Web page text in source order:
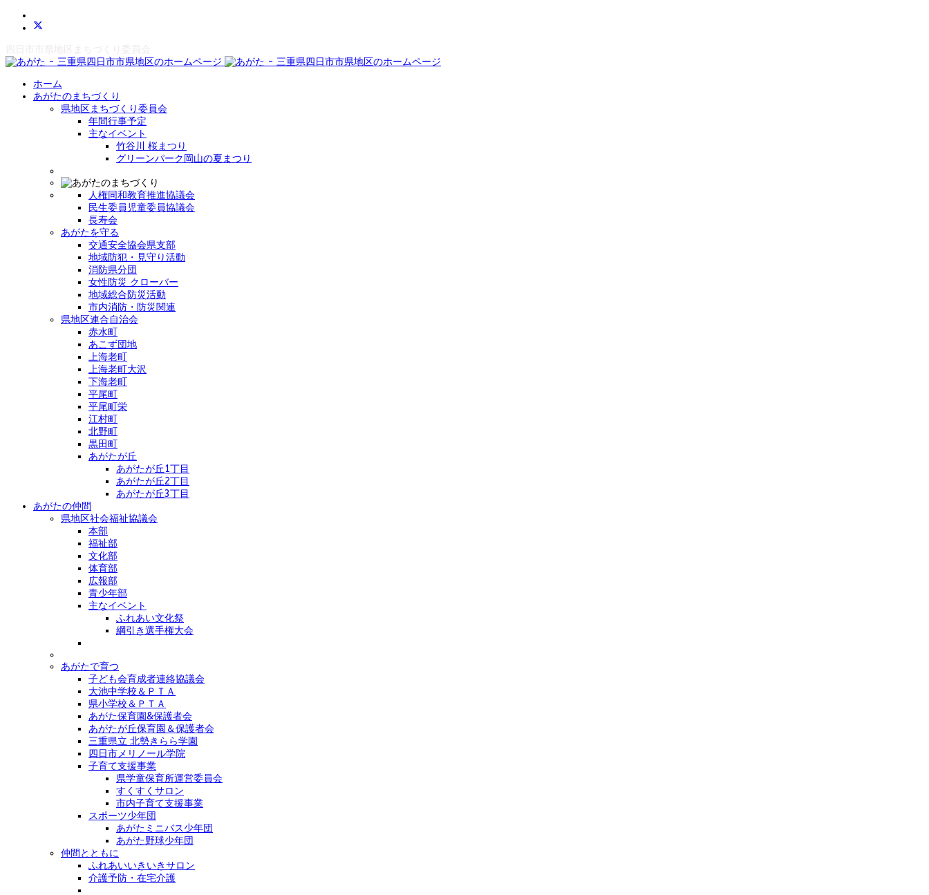
ホーム
あがたのまちづくり
県地区まちづくり委員会
年間行事予定
主なイベント
竹谷川 桜まつり
グリーンパーク岡山の夏まつり
人権同和教育推進協議会
民生委員児童委員協議会
長寿会
あがたを守る
交通安全協会県支部
地域防犯・見守り活動
消防県分団
女性防災 クローバー
地域総合防災活動
市内消防・防災関連
県地区連合自治会
赤水町
あこず団地
上海老町
上海老町大沢
下海老町
平尾町
平尾町栄
江村町
北野町
黒田町
あがたが丘
あがたが丘1丁目
あがたが丘2丁目
あがたが丘3丁目
あがたの仲間
県地区社会福祉協議会
本部
福祉部
文化部
体育部
広報部
青少年部
主なイベント
ふれあい文化祭
綱引き選手権大会
あがたで育つ
子ども会育成者連絡協議会
大池中学校＆ＰＴＡ
県小学校＆ＰＴＡ
あがた保育園&保護者会
あがたが丘保育園＆保護者会
三重県立 北勢きらら学園
四日市メリノール学院
子育て支援事業
県学童保育所運営委員会
すくすくサロン
市内子育て支援事業
スポーツ少年団
あがたミニバス少年団
あがた野球少年団
仲間とともに
ふれあいいきいきサロン
介護予防・在宅介護